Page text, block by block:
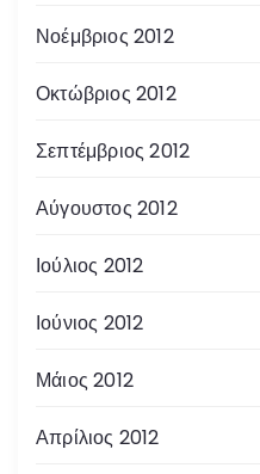
Νοέμβριος 2012
Οκτώβριος 2012
Σεπτέμβριος 2012
Αύγουστος 2012
Ιούλιος 2012
Ιούνιος 2012
Μάιος 2012
Απρίλιος 2012